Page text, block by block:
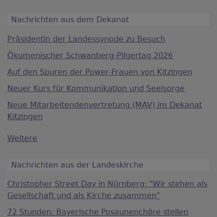
Nachrichten aus dem Dekanat
Präsidentin der Landessynode zu Besuch
Ökumenischer Schwanberg-Pilgertag 2026
Auf den Spuren der Power-Frauen von Kitzingen
Neuer Kurs für Kommunikation und Seelsorge
Neue Mitarbeitendenvertretung (MAV) im Dekanat
Kitzingen
Weitere
Nachrichten aus der Landeskirche
Christopher Street Day in Nürnberg: "Wir stehen als
Gesellschaft und als Kirche zusammen"
72 Stunden: Bayerische Posaunenchöre stellen